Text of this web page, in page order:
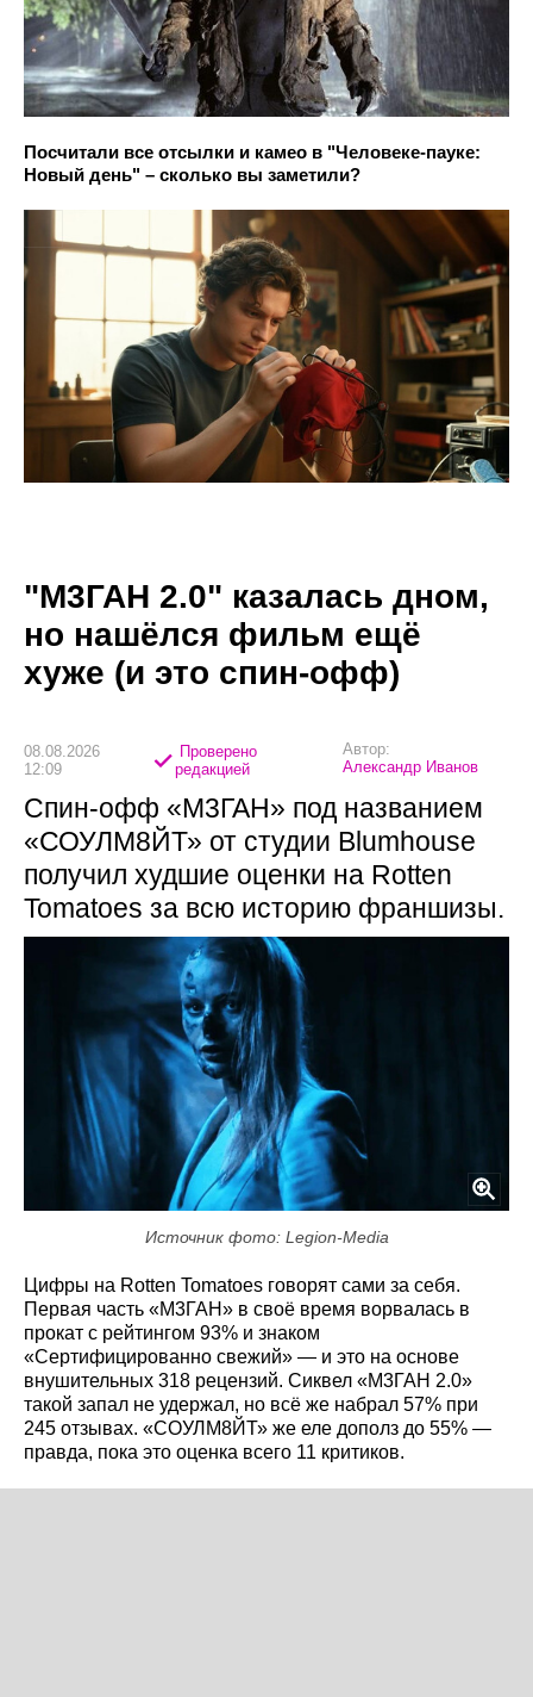
Посчитали все отсылки и камео в "Человеке-пауке:
Новый день" – сколько вы заметили?
"М3ГАН 2.0" казалась дном,
но нашёлся фильм ещё
хуже (и это спин-офф)
08.08.2026
12:09
Проверено
редакцией
Автор:
Александр Иванов
Спин-офф «М3ГАН» под названием
«СОУЛМ8ЙТ» от студии Blumhouse
получил худшие оценки на Rotten
Tomatoes за всю историю франшизы.
Источник фото: Legion-Media
Цифры на Rotten Tomatoes говорят сами за себя.
Первая часть «М3ГАН» в своё время ворвалась в
прокат с рейтингом 93% и знаком
«Сертифицированно свежий» — и это на основе
внушительных 318 рецензий. Сиквел «М3ГАН 2.0»
такой запал не удержал, но всё же набрал 57% при
245 отзывах. «СОУЛМ8ЙТ» же еле дополз до 55% —
правда, пока это оценка всего 11 критиков.